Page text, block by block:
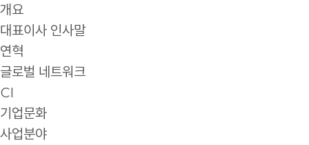
개요
대표이사 인사말
연혁
글로벌 네트워크
CI
기업문화
사업분야